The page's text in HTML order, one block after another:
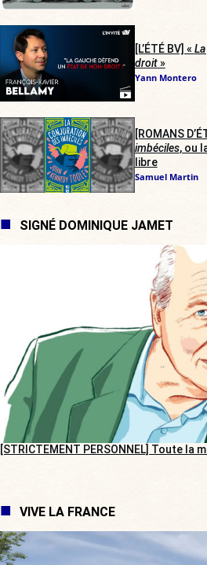
[L’ÉTÉ BV] «
droit»
Yann Montero
[ROMANS
imbéciles, ou
libre
Samuel Martin
SIGNÉ DOMINIQUE JAMET
[STRICTEMENT PERSONNEL] Toute la
VIVE LA FRANCE